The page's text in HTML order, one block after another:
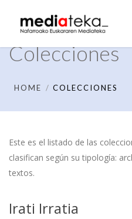
Colecciones
HOME COLECCIONES
Este es el listado de las
clasifican según su tipología:
textos.
Irati Irratia